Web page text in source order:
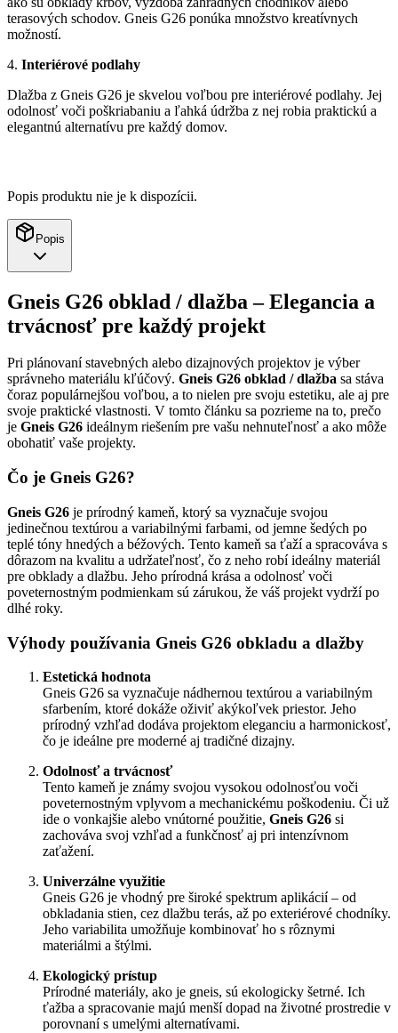
terasových schodov. Gneis G26 ponúka množstvo kreatívnych
možností.
4. Interiérové podlahy
Dlažba z Gneis G26 je skvelou voľbou pre interiérové podlahy. Jej
odolnosť voči poškriabaniu a ľahká údržba z nej robia praktickú a
elegantnú alternatívu pre každý domov.
Popis produktu nie je k dispozícii.
Popis
Gneis G26 obklad / dlažba – Elegancia a
trvácnosť pre každý projekt
Pri plánovaní stavebných alebo dizajnových projektov je výber
správneho materiálu kľúčový. Gneis G26 obklad / dlažba sa stáva
čoraz populárnejšou voľbou, a to nielen pre svoju estetiku, ale aj pre
svoje praktické vlastnosti. V tomto článku sa pozrieme na to, prečo
je Gneis G26 ideálnym riešením pre vašu nehnuteľnosť a ako môže
obohatiť vaše projekty.
Čo je Gneis G26?
Gneis G26 je prírodný kameň, ktorý sa vyznačuje svojou
jedinečnou textúrou a variabilnými farbami, od jemne šedých po
teplé tóny hnedých a béžových. Tento kameň sa ťaží a spracováva s
dôrazom na kvalitu a udržateľnosť, čo z neho robí ideálny materiál
pre obklady a dlažbu. Jeho prírodná krása a odolnosť voči
poveternostným podmienkam sú zárukou, že váš projekt vydrží po
dlhé roky.
Výhody používania Gneis G26 obkladu a dlažby
Estetická hodnota
Gneis G26 sa vyznačuje nádhernou textúrou a variabilným
sfarbením, ktoré dokáže oživiť akýkoľvek priestor. Jeho
prírodný vzhľad dodáva projektom eleganciu a harmonickosť,
čo je ideálne pre moderné aj tradičné dizajny.
Odolnosť a trvácnosť
Tento kameň je známy svojou vysokou odolnosťou voči
poveternostným vplyvom a mechanickému poškodeniu. Či už
ide o vonkajšie alebo vnútorné použitie, Gneis G26 si
zachováva svoj vzhľad a funkčnosť aj pri intenzívnom
zaťažení.
Univerzálne využitie
Gneis G26 je vhodný pre široké spektrum aplikácií – od
obkladania stien, cez dlažbu terás, až po exteriérové chodníky.
Jeho variabilita umožňuje kombinovať ho s rôznymi
materiálmi a štýlmi.
Ekologický prístup
Prírodné materiály, ako je gneis, sú ekologicky šetrné. Ich
ťažba a spracovanie majú menší dopad na životné prostredie v
porovnaní s umelými alternatívami.